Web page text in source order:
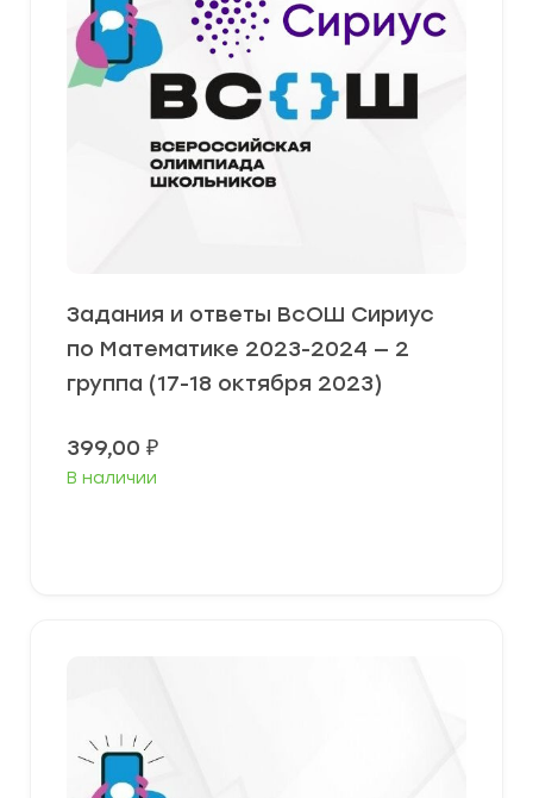
Задания и ответы ВсОШ Сириус
по Математике 2023-2024 — 2
группа (17-18 октября 2023)
399,00 ₽
В наличии